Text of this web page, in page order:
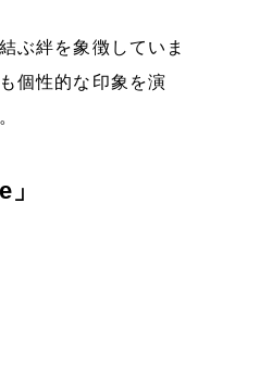
ぶ絆を象徴していま
個性的な印象を演